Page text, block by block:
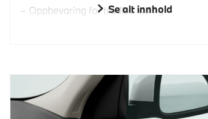
Oppbevaring for trådløs lading
Se alt innhold